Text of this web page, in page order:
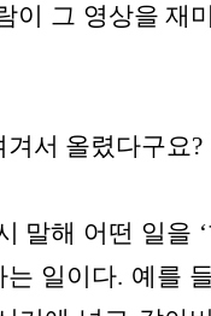
이 그 영상을 재
서 올렸다구요?
말해 어떤 일을
일이다. 예를